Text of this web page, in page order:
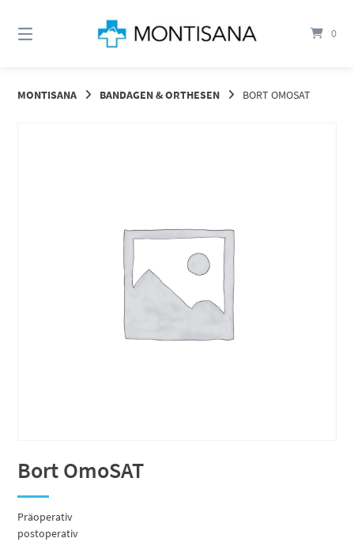
zum
0
MONTISANA BANDAGEN & ORTHESEN BORT OMOSAT
Bort OmoSAT
Präoperativ
postoperativ